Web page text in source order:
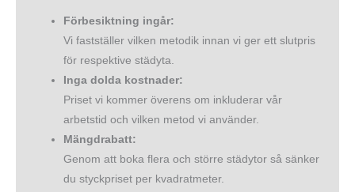
Förbesiktning ingår:
Vi fastställer vilken metodik innan vi ger ett slutpris
för respektive städyta.
Inga dolda kostnader:
Priset vi kommer överens om inkluderar vår
arbetstid och vilken metod vi använder.
Mängdrabatt:
Genom att boka flera och större städytor så sänker
du styckpriset per kvadratmeter.